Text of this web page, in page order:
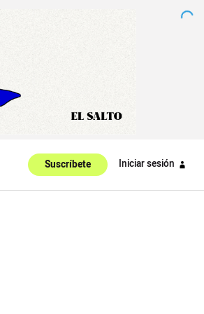
Suscríbete Iniciar sesión